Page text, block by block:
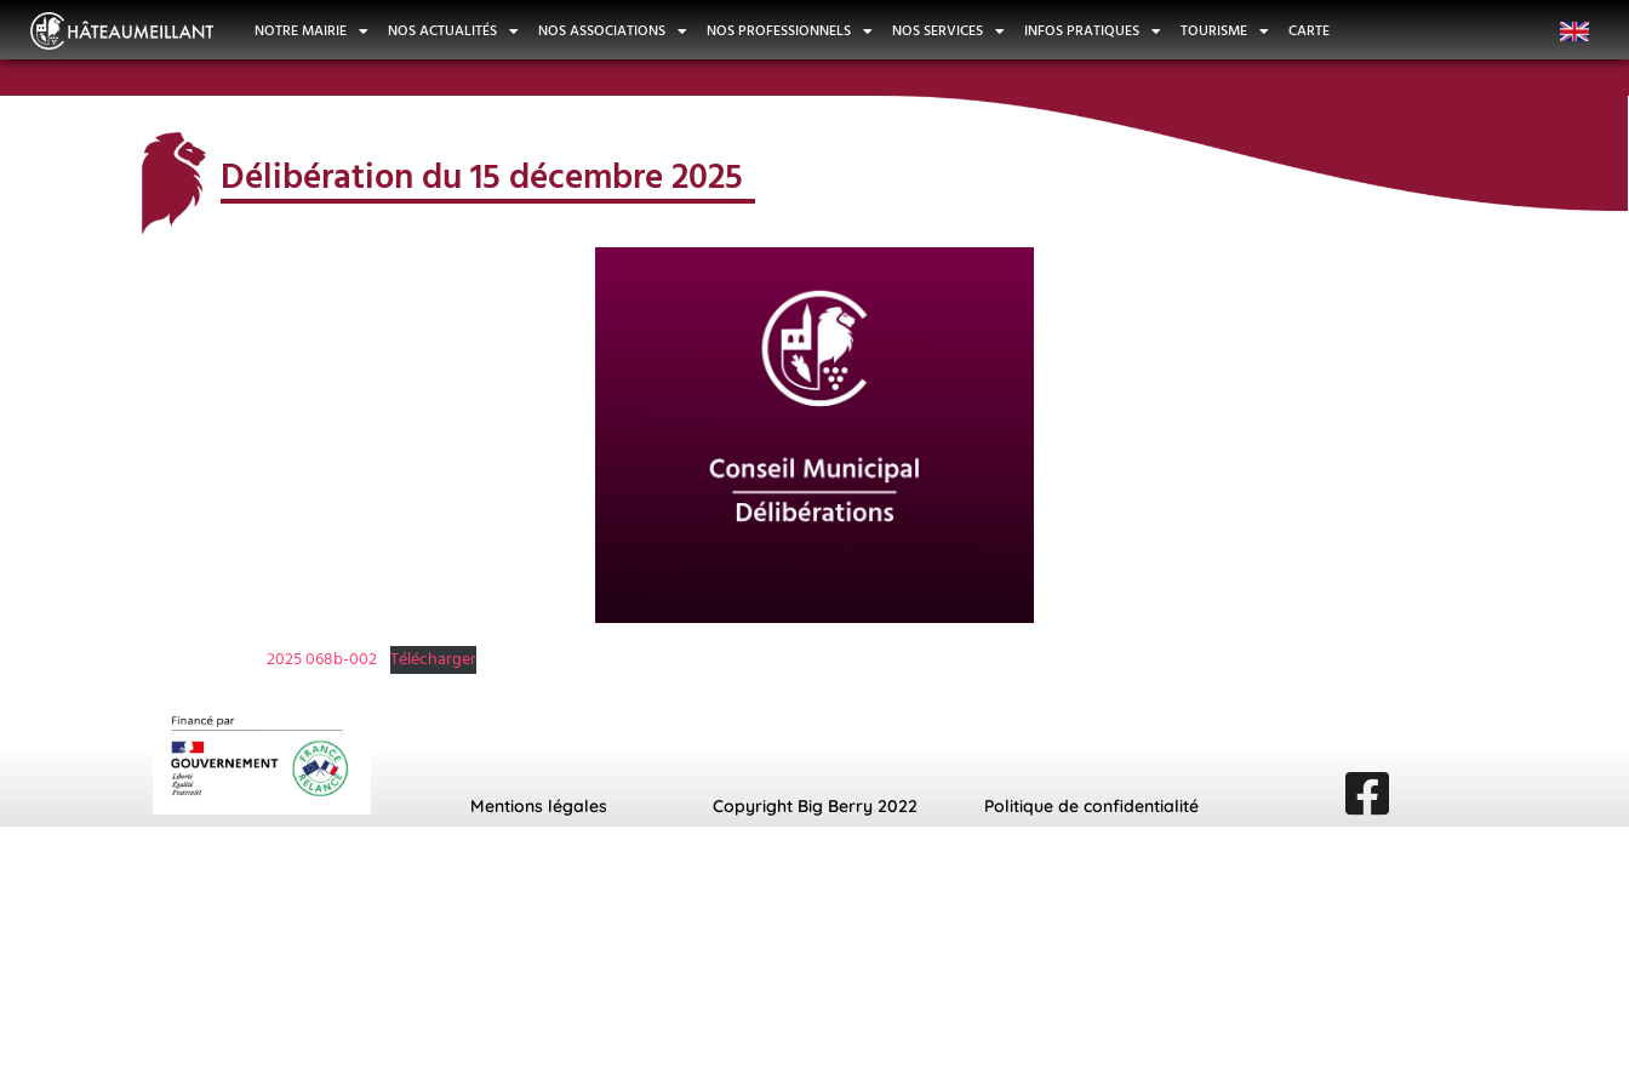
NOTRE MAIRIE NOS ACTUALITÉS NOS ASSOCIATIONS NOS PROFESSIONNELS NOS SERVICES INFOS PRATIQUES TOURISME CARTE
Délibération du 15 décembre 2025
2025 068b-002 Télécharger
Mentions légales Copyright Big Berry 2022 Politique de confidentialité